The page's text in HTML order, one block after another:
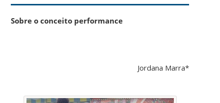
Sobre o conceito performance
Jordana Marra*